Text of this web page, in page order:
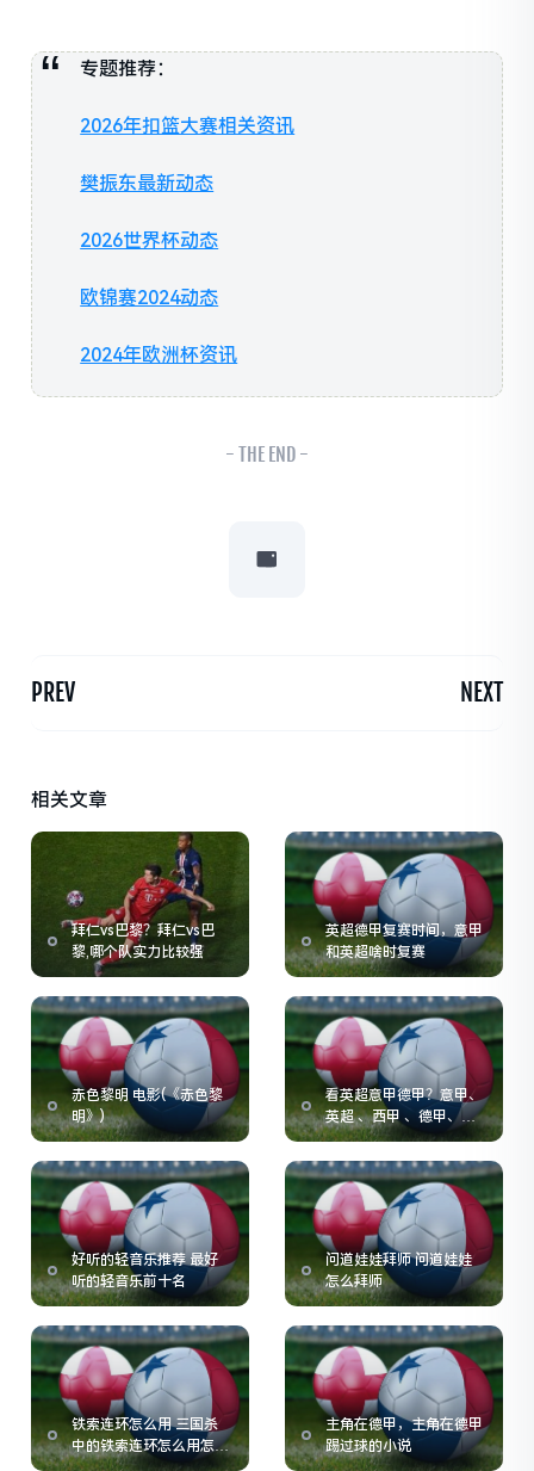
专题推荐：
2026年扣篮大赛相关资讯
樊振东最新动态
2026世界杯动态
欧锦赛2024动态
2024年欧洲杯资讯
- THE END -
PREV NEXT
相关文章
拜仁vs巴黎？拜仁vs巴
黎,哪个队实力比较强
英超德甲复赛时间，意甲
和英超啥时复赛
赤色黎明 电影(《赤色黎
明》)
看英超意甲德甲？意甲、
英超 、西甲 、德甲、法
甲各有些什么特点
好听的轻音乐推荐 最好
听的轻音乐前十名
问道娃娃拜师 问道娃娃
怎么拜师
铁索连环怎么用 三国杀
中的铁索连环怎么用怎样
把它用好
主角在德甲，主角在德甲
踢过球的小说